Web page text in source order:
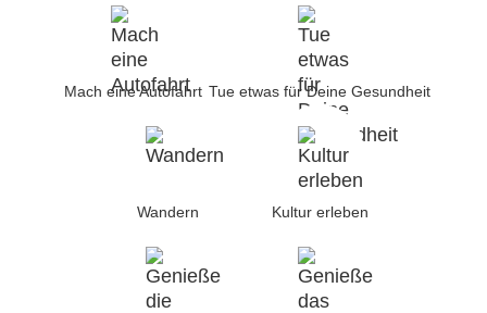
Mach eine Autofahrt Tue etwas für Deine Gesundheit
Wandern Kultur erleben